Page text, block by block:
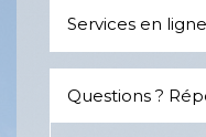
Services en
Questions ?